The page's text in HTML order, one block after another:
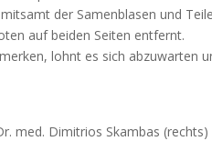
der Samenblasen und
auf beiden Seiten entfernt.
lohnt es sich abzuwarten
med. Dimitrios Skambas (rechts)